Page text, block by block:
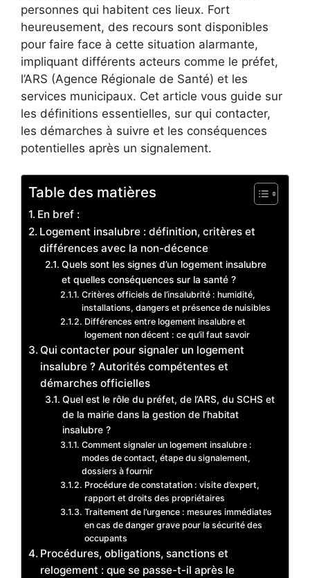
personnes qui habitent ces lieux. Fort
heureusement, des recours sont disponibles
pour faire face à cette situation alarmante,
impliquant différents acteurs comme le préfet,
l’ARS (Agence Régionale de Santé) et les
services municipaux. Cet article vous guide sur
les définitions essentielles, sur qui contacter,
les démarches à suivre et les conséquences
potentielles après un signalement.
Table des matières
En bref :
Logement insalubre : définition, critères et
différences avec la non-décence
Quels sont les signes d’un logement insalubre
et quelles conséquences sur la santé ?
Critères officiels de l’insalubrité : humidité,
installations, dangers et présence de nuisibles
Différences entre logement insalubre et
logement non décent : ce qu’il faut savoir
Qui contacter pour signaler un logement
insalubre ? Autorités compétentes et
démarches officielles
Quel est le rôle du préfet, de l’ARS, du SCHS et
de la mairie dans la gestion de l’habitat
insalubre ?
Comment signaler un logement insalubre :
modes de contact, étape du signalement,
dossiers à fournir
Procédure de constatation : visite d’expert,
rapport et droits des propriétaires
Traitement de l’urgence : mesures immédiates
en cas de danger grave pour la sécurité des
occupants
Procédures, obligations, sanctions et
relogement : que se passe-t-il après le